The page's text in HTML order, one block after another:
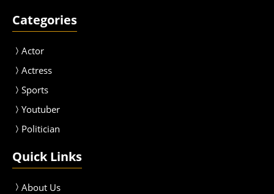
Categories
Actor
Actress
Sports
Youtuber
Politician
Quick Links
About Us